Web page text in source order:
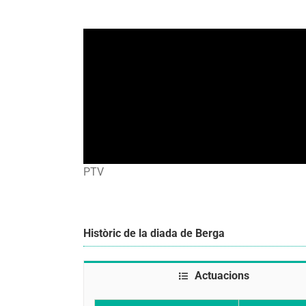
PTV
Històric de la diada de Berga
Actuacions